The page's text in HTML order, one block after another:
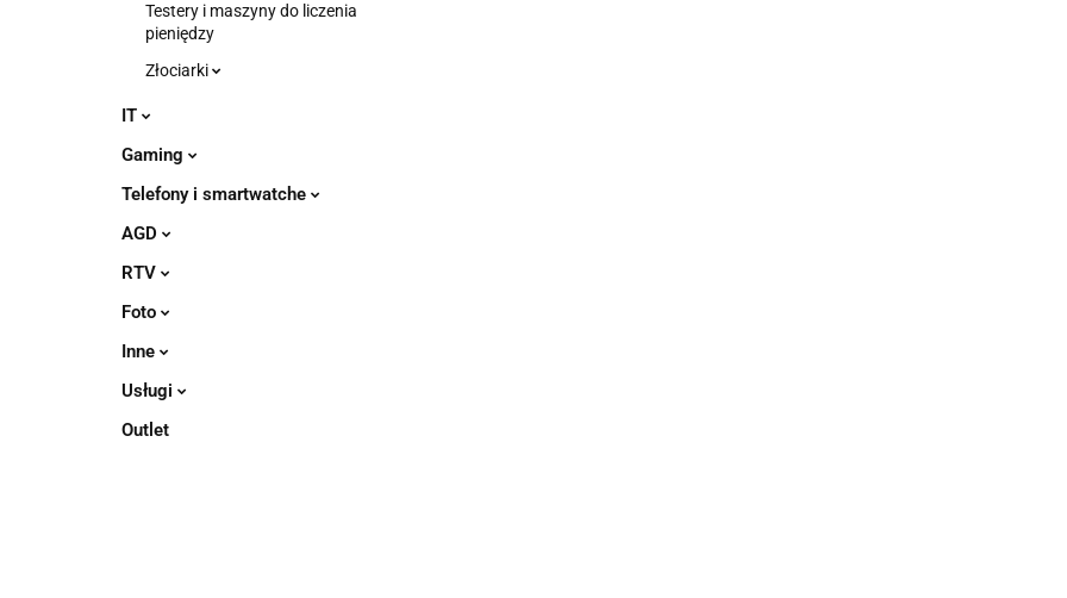
Testery i maszyny do liczenia
pieniędzy
Złociarki
IT
Gaming
Telefony i smartwatche
AGD
RTV
Foto
Inne
Usługi
Outlet